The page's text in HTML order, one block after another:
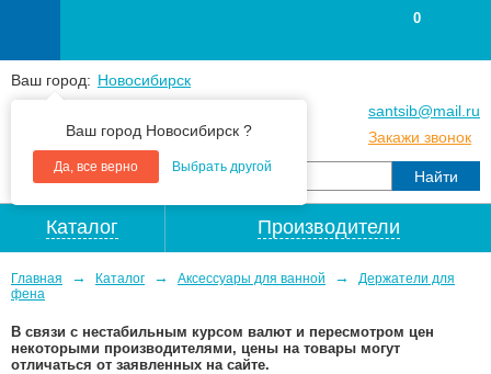
Ваш город: Новосибирск
Ваш город Новосибирск ?
Да, все верно Выбрать другой
+7(383) 213 79 30
santsib@mail.ru
Закажи звонок
0
Каталог Производители
Главная → Каталог → Аксессуары для ванной →
Держатели для
фена
В связи с нестабильным курсом валют и пересмотром цен
некоторыми производителями, цены на товары могут
отличаться от заявленных на сайте.